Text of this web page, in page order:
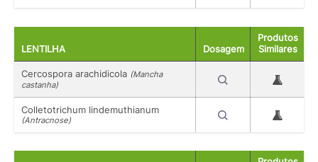
LENTILHA Dosagem
Produtos
Similares
Cercospora arachidicola (Mancha
castanha)
Colletotrichum lindemuthianum
(Antracnose)